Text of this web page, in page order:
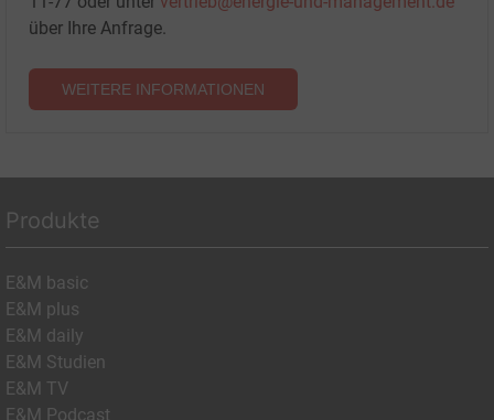
über Ihre Anfrage.
WEITERE INFORMATIONEN
Produkte
E&M basic
E&M plus
E&M daily
E&M Studien
E&M TV
E&M Podcast